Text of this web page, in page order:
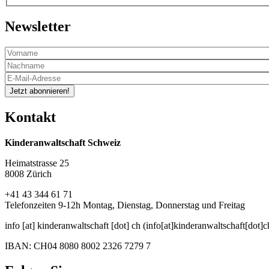
Newsletter
Jetzt abonnieren!
Kontakt
Kinderanwaltschaft Schweiz
Heimatstrasse 25
8008 Zürich
+41 43 344 61 71
Telefonzeiten 9-12h Montag, Dienstag, Donnerstag und Freitag
info [at] kinderanwaltschaft [dot] ch
IBAN: CH04 8080 8002 2326 7279 7